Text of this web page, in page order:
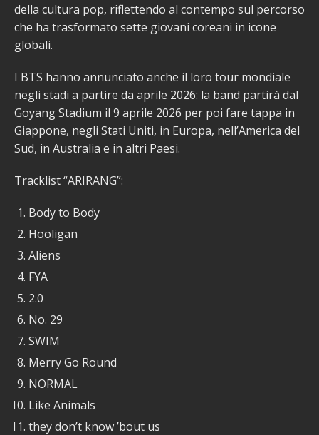
della cultura pop, riflettendo al contempo sul percorso
che ha trasformato sette giovani coreani in icone
globali.
I BTS hanno annunciato anche il loro tour mondiale
negli stadi a partire da aprile 2026: la band partirà dal
Goyang Stadium il 9 aprile 2026 per poi fare tappa in
Giappone, negli Stati Uniti, in Europa, nell’America del
Sud, in Australia e in altri Paesi.
Tracklist “ARIRANG”:
Body to Body
Hooligan
Aliens
FYA
2.0
No. 29
SWIM
Merry Go Round
NORMAL
Like Animals
they don’t know ’bout us